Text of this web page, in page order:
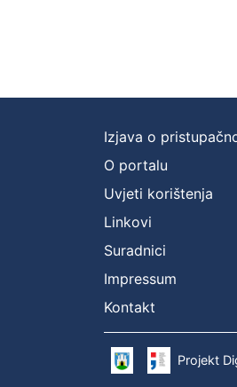
Izjava o
O portalu
Uvjeti korištenja
Linkovi
Suradnici
Impressum
Kontakt
Projekt